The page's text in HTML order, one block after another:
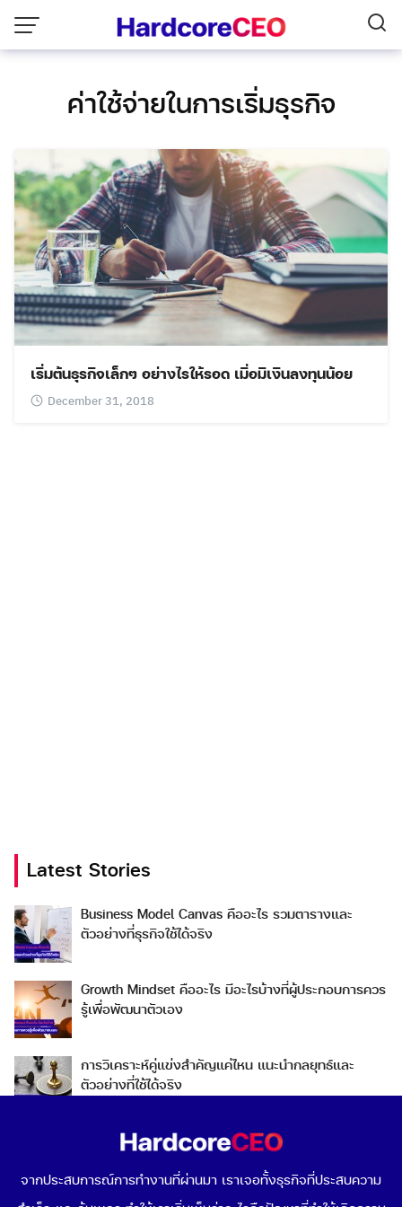
content
Search
for:
ค่าใช้จ่ายในการเริ่มธุรกิจ
เริ่มต้นธุรกิจเล็กๆ อย่างไรให้รอด เมื่อมีเงินลงทุนน้อย
December 31, 2018
Latest Stories
Business Model Canvas คืออะไร รวมตารางและ
ตัวอย่างที่ธุรกิจใช้ได้จริง
Growth Mindset คืออะไร มีอะไรบ้างที่ผู้ประกอบการควร
รู้เพื่อพัฒนาตัวเอง
การวิเคราะห์คู่แข่งสำคัญแค่ไหน แนะนำกลยุทธ์และ
ตัวอย่างที่ใช้ได้จริง
Go To Market คืออะไร เลือกกลยุทธ์การเข้าสู่ตลาดต่าง
จากประสบการณ์การทำงานที่ผ่านมา เราเจอทั้งธุรกิจที่ประสบความ